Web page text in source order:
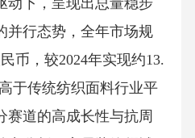
动下，呈现出总量稳步
并行态势，全年市场规
币，较2024年实现约13.
于传统纺织面料行业平
赛道的高成长性与抗周